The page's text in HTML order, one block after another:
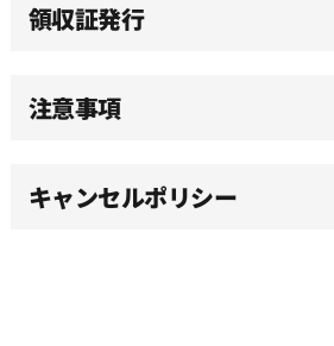
16:00
領収証発行
注意事項
キャンセルポリシー